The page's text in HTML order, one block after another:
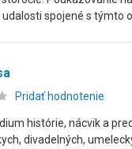
udalosti spojené s týmto
Pridať hodnotenie
histórie, nácvik a
divadelných,